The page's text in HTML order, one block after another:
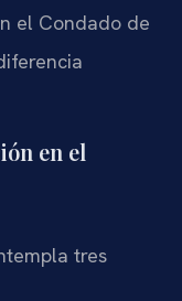
el Condado de
en el
tres